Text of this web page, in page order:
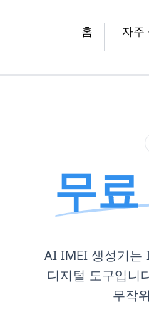
홈 자주
무
AI IMEI 생성기는
디지털 도구입니
무작